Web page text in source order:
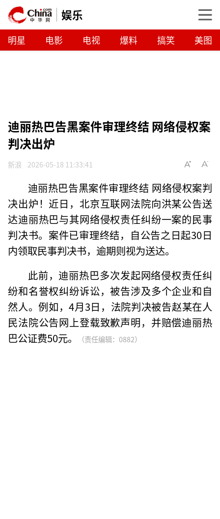
娱乐
明星 电影 电视 爆料 搞笑 美图
迪丽热巴告黑案件审理终结 网络侵权案
判决出炉
新浪 2026-05-18 11:33:41
迪丽热巴告黑案件审理终结 网络侵权案判
决出炉！近日，北京互联网法院向洪某公告送
达迪丽热巴与其网络侵权责任纠纷一案的民事
判决书。案件已审理终结，自公告之日起30日
内领取民事判决书，逾期则视为送达。
此前，迪丽热巴多次发起网络侵权责任纠
纷和名誉权纠纷诉讼，被告涉及多个企业和自
然人。例如，4月3日，法院判决被告赵某在人
民法院公告网上登载致歉声明，并赔偿迪丽热
巴公证费50元。
（责任编辑：0882）